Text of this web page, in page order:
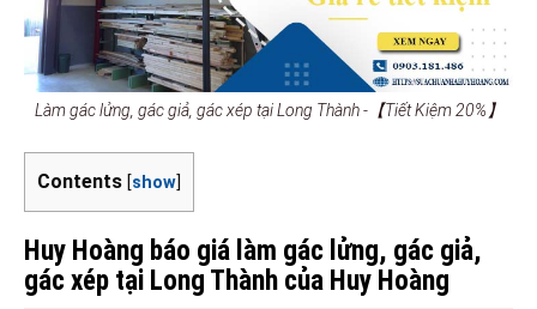
Làm gác lửng, gác giả, gác xép tại Long Thành -【Tiết Kiệm 20%】
Contents [show]
Huy Hoàng báo giá làm gác lửng, gác giả,
gác xép tại Long Thành của Huy Hoàng